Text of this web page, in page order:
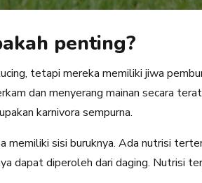
penting?
tetapi mereka memiliki jiwa
dan menyerang mainan secara
karnivora sempurna.
memiliki sisi buruknya. Ada nutrisi
dapat diperoleh dari daging. Nutrisi